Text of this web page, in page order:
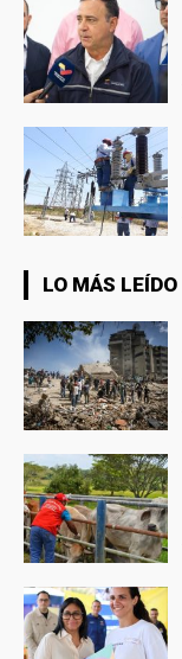
LO MÁS LEÍDO